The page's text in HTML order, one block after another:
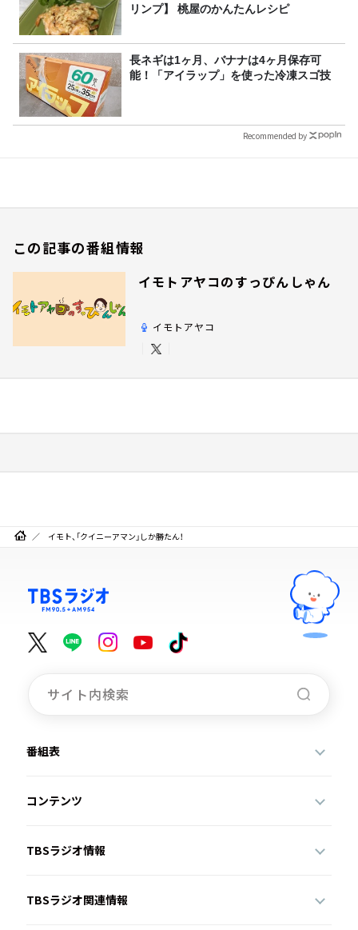
リンプ】 桃屋のかんたんレシピ
長ネギは1ヶ月、バナナは4ヶ月保存可
能！「アイラップ」を使った冷凍スゴ技
Recommended by
この記事の番組情報
イモトアヤコのすっぴんしゃん
イモトアヤコ
イモト、「クイニーアマン」しか勝たん！
番組表
コンテンツ
TBSラジオ情報
TBSラジオ関連情報